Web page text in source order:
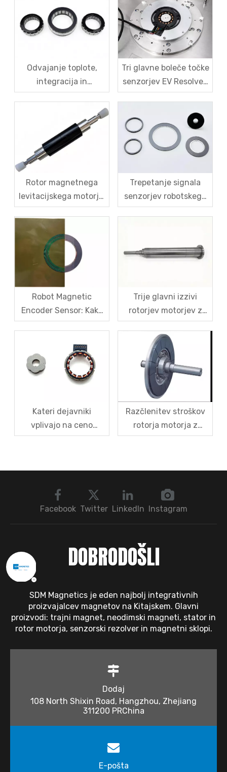
kodirnika?
magnetno levitacijo
Odvajanje toplote,
integracija in
stroškovni izzivi za
motorje brez okvirja
Tri glavne boleče točke
senzorjev EV Resolver:
Težaven kompromis
kalibracijo in stroški
Rotor magnetnega
levitacijskega motorja:
trdnost tulca iz
visokohitrostne
centrifugalne rešitve
proti razpokam za
Trepetanje signala
senzorjev robotskega
magnetnega kodirnika
sistematičnega
Robot Magnetic
Encoder Sensor: Kako
domači diski z
prekinejo uvozni
monopol?
Trije glavni izzivi
rotorjev motorjev z
magnetno levitacijo in
njihove rešitve
Kateri dejavniki
vplivajo na ceno
senzorjev EV Resolver?
Razčlenitev stroškov
rotorja motorja z
aksialnim tokom:
Facebook Twitter LinkedIn Instagram
DOBRODOŠLI
SDM Magnetics je eden najbolj integrativnih
proizvajalcev magnetov na Kitajskem. Glavni
proizvodi: trajni magnet, neodimski magneti, stator in
rotor motorja, senzorski rezolver in magnetni sklopi.
Dodaj
108 North Shixin Road, Hangzhou, Zhejiang
311200 PRChina
E-pošta